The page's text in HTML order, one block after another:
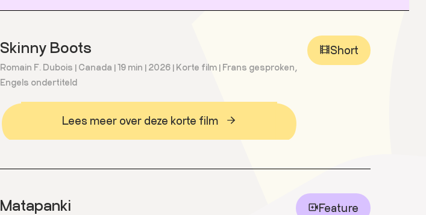
Short
Skinny Boots
Romain F. Dubois | Canada | 19 min | 2026 | Korte film | Frans gesproken,
Engels ondertiteld
Lees meer over deze korte film
Feature
Matapanki